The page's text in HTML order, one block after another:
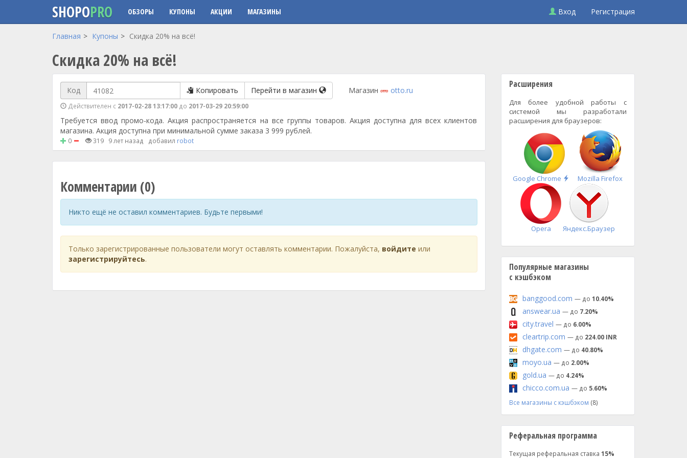
Перейти к основному содержанию
SHOPOPRO ОБЗОРЫ КУПОНЫ АКЦИИ МАГАЗИНЫ Вход Регистрация
Главная Купоны Скидка 20% на всё!
Скидка 20% на всё!
Код Копировать Перейти в магазин
Действителен с 2017-02-28 13:17:00 до 2017-03-29 20:59:00
Магазин otto.ru
Требуется ввод промо-кода. Акция распространяется на все группы товаров. Акция доступна для всех клиентов
магазина. Акция доступна при минимальной сумме заказа 3 999 рублей.
0 319 9 лет назад добавил robot
Комментарии (0)
Никто ещё не оставил комментариев. Будьте первыми!
Только зарегистрированные пользователи могут оставлять комментарии. Пожалуйста, войдите или
зарегистрируйтесь.
Расширения
Для более удобной работы с
системой мы разработали
расширения для браузеров:
Google Chrome
Быстрая
установка
Mozilla Firefox
Opera Яндекс.Браузер
Популярные магазины
с кэшбэком
banggood.com — до 10.40%
answear.ua — до 7.20%
city.travel — до 6.00%
cleartrip.com — до 224.00 INR
dhgate.com — до 40.80%
moyo.ua — до 2.00%
gold.ua — до 4.24%
chicco.com.ua — до 5.60%
Все магазины с кэшбэком (8)
Реферальная программа
Текущая реферальная ставка 15%